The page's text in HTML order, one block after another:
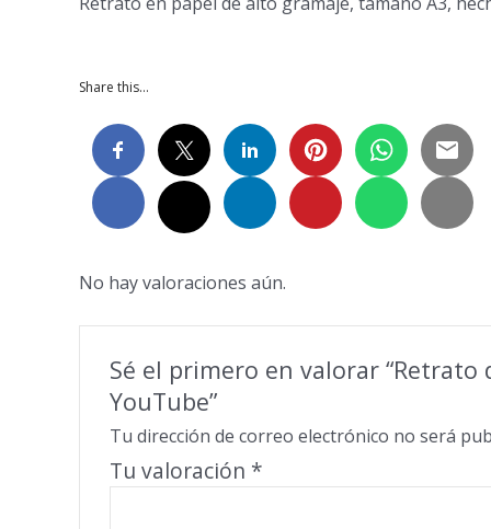
Share this…
No hay valoraciones aún.
Sé el primero en valorar
YouTube”
Tu dirección de correo electrónico no será
Tu valoración *